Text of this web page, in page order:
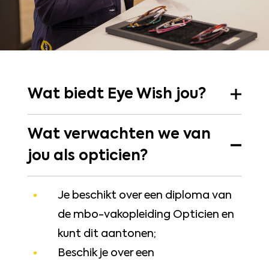
Wat biedt Eye Wish jou?
Allereerst aandacht. Aandacht voor
jouw persoonlijke ontwikkeling, ambities
en carrièremogelijkheden. Wij helpen jou
om de beste in je vak te worden en om je
ambities waar te maken. Daarnaast
bieden we goede (secundaire)
arbeidsvoorwaarden zoals:
Wat verwachten we van
jou als opticien?
Je beschikt over een diploma van
de mbo-vakopleiding Opticien en
kunt dit aantonen;
Beschik je over een